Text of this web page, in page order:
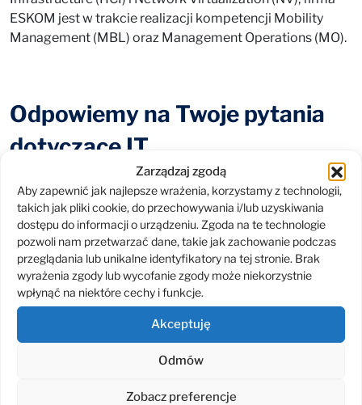
Zarządzaj zgodą
Aby zapewnić jak najlepsze wrażenia, korzystamy z technologii,
takich jak pliki cookie, do przechowywania i/lub uzyskiwania
dostępu do informacji o urządzeniu. Zgoda na te technologie
pozwoli nam przetwarzać dane, takie jak zachowanie podczas
przeglądania lub unikalne identyfikatory na tej stronie. Brak
wyrażenia zgody lub wycofanie zgody może niekorzystnie
wpłynąć na niektóre cechy i funkcje.
Akceptuję
Odmów
Zobacz preferencje
ESKOM jest w trakcie realizacji kompetencji Mobility
Management (MBL) oraz Management Operations (MO).
Odpowiemy na Twoje pytania
dotyczące IT